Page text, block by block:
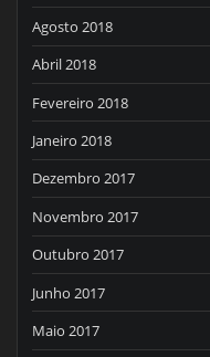
Agosto 2018
Abril 2018
Fevereiro 2018
Janeiro 2018
Dezembro 2017
Novembro 2017
Outubro 2017
Junho 2017
Maio 2017